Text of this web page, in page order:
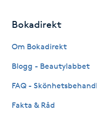
Gravidyoga
Gruppträning
Bokadirekt
Om Bokadirekt
Blogg - Beautylabbet
FAQ -
Fakta & Råd